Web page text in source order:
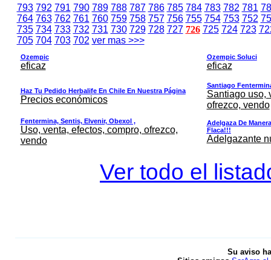
793 792 791 790 789 788 787 786 785 784 783 782 781
764 763 762 761 760 759 758 757 756 755 754 753 752
735 734 733 732 731 730 729 728 727 726 725 724 723
705 704 703 702 ver mas >>>
Ozempic
eficaz
Ozempic Soluci
eficaz
Haz Tu Pedido Herbalife En Chile En Nuestra Página
Precios económicos
Santiago
Santiago uso,
ofrezco, vendo
Fentermina, Sentis, Elvenir, Obexol ,
Uso, venta, efectos, compro, ofrezco,
vendo
Adelgaza De
Flaca!!!
Adelgazante
Ver todo el
Su aviso